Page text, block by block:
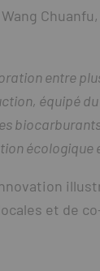
entre
équipé
et de